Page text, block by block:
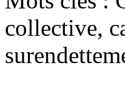
collective,